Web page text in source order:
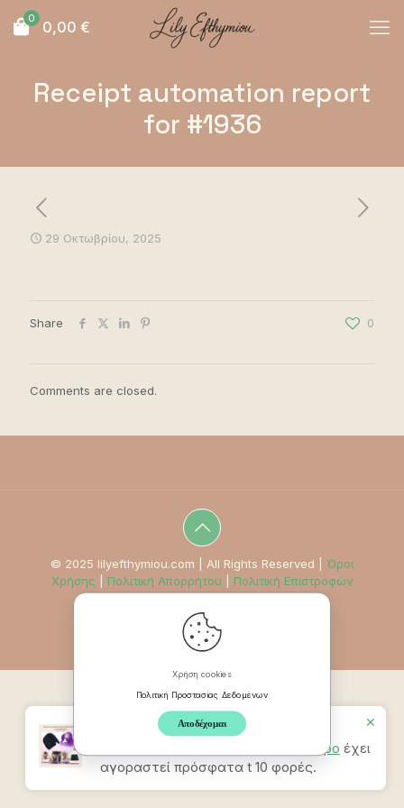
0 0,00 €
Receipt automation report
for #1936
29 Οκτωβρίου, 2025
Share 0
Comments are closed.
© 2025 lilyefthymiou.com | All Rights Reserved | Όροι
Χρήσης
Πολιτική Απορρήτου Πολιτική Επιστροφών
Χρήση cookies
Πολιτική Προστασίας Δεδομένων
Αποδέχομαι
Καπέλο Ανακούφισης
Πονοκεφάλου & Ημικρανίας – Μαύρο έχει
αγοραστεί πρόσφατα t 10 φορές.
✕